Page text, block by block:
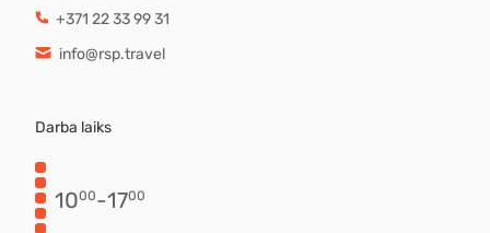
+371 22 33 99 31
info@rsp.travel
Darba laiks
1000-1700